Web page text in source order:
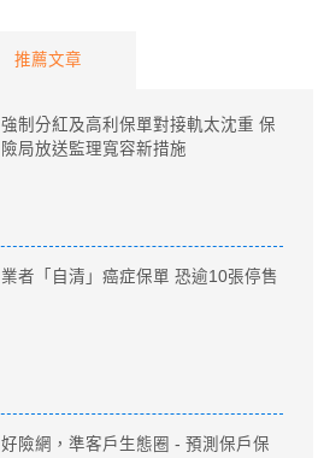
推薦文章
強制分紅及高利保單對接軌太沈重 保
險局放送監理寬容新措施
業者「自清」癌症保單 恐逾10張停售
好險網，準客戶生態圈 - 預測保戶保